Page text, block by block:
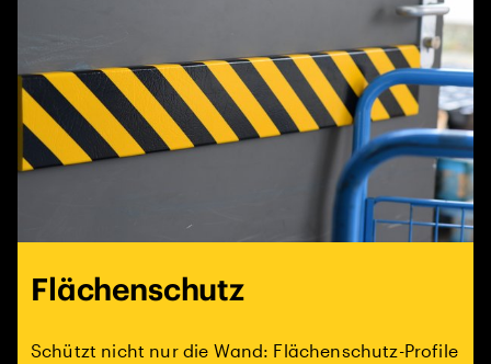
Flächenschutz
Schützt nicht nur die Wand: Flächenschutz-Profile